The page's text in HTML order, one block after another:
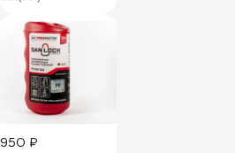
950 ₽